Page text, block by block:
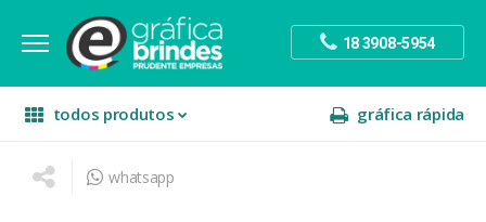
18 3908-5954
todos produtos gráfica rápida
escritório whatsapp